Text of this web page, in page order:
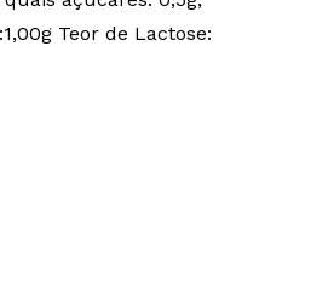
Teor de Lactose: